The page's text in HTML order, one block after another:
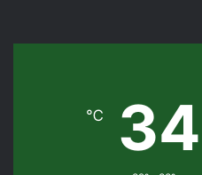
34
℃